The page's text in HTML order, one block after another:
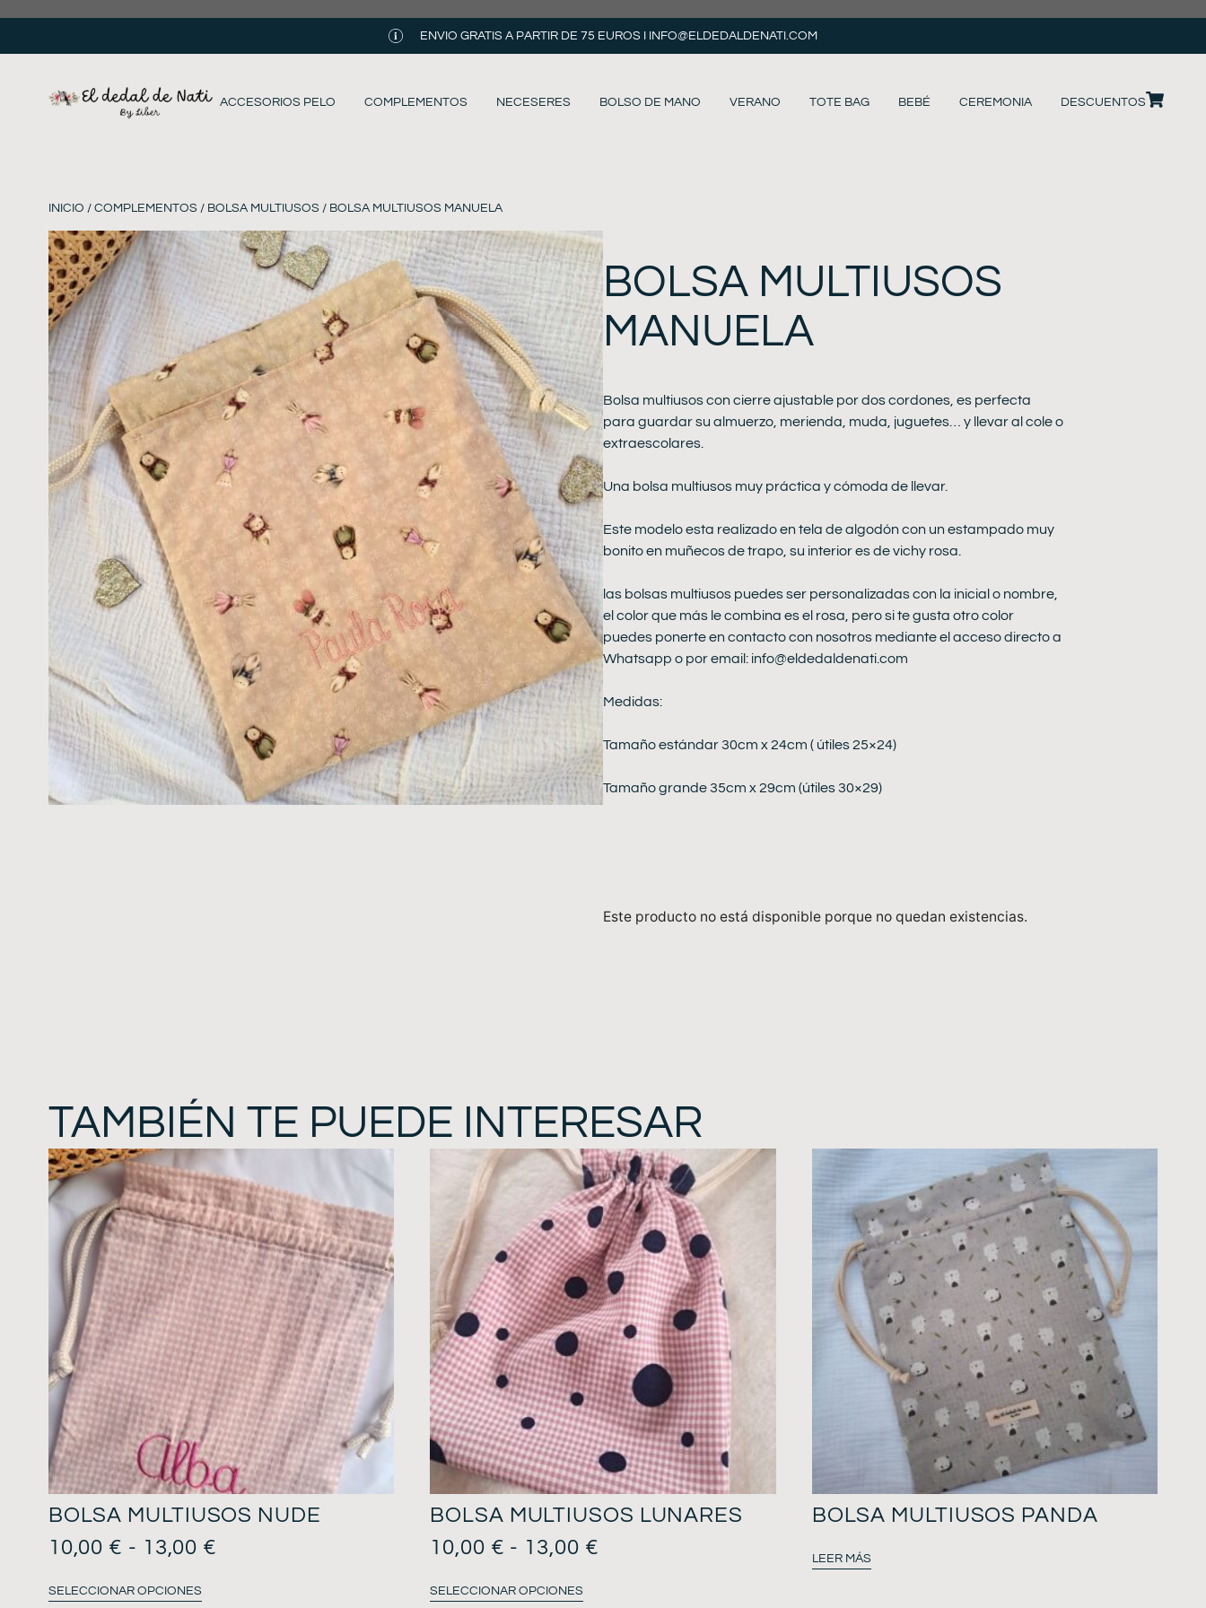
ENVIO GRATIS A PARTIR DE 75 EUROS I INFO@ELDEDALDENATI.COM
ACCESORIOS PELO COMPLEMENTOS NECESERES BOLSO DE MANO VERANO TOTE BAG BEBÉ CEREMONIA DESCUENTOS
INICIO / COMPLEMENTOS / BOLSA MULTIUSOS / BOLSA MULTIUSOS MANUELA
BOLSA MULTIUSOS
MANUELA
Bolsa multiusos con cierre ajustable por dos cordones, es perfecta
para guardar su almuerzo, merienda, muda, juguetes… y llevar al cole o
extraescolares.
Una bolsa multiusos muy práctica y cómoda de llevar.
Este modelo esta realizado en tela de algodón con un estampado muy
bonito en muñecos de trapo, su interior es de vichy rosa.
las bolsas multiusos puedes ser personalizadas con la inicial o nombre,
el color que más le combina es el rosa, pero si te gusta otro color
puedes ponerte en contacto con nosotros mediante el acceso directo a
Whatsapp o por email: info@eldedaldenati.com
Medidas:
Tamaño estándar 30cm x 24cm ( útiles 25×24)
Tamaño grande 35cm x 29cm (útiles 30×29)
Este producto no está disponible porque no quedan existencias.
TAMBIÉN TE PUEDE INTERESAR
BOLSA MULTIUSOS NUDE
10,00 € - 13,00 €
SELECCIONAR OPCIONES
BOLSA MULTIUSOS LUNARES
10,00 € - 13,00 €
SELECCIONAR OPCIONES
BOLSA MULTIUSOS PANDA
LEER MÁS